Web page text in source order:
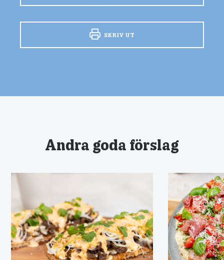
SKRIV UT
Andra goda förslag